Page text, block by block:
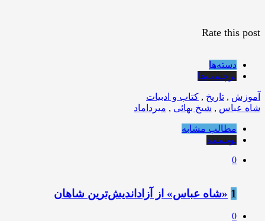
Rate this post
دسته‌ها
برچسب‌ها
آموزش , تاریخ , کتاب و ادبیات
شاه عباس , شیخ بهائی , میرداماد
مطالب مشابه
نویسنده
0
1 «شاه عباس» از آزاداندیش‌ترین شاهان
0